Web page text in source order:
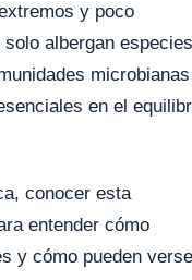
y poco
albergan especies
microbianas
en el
conocer esta
entender cómo
y cómo pueden verse